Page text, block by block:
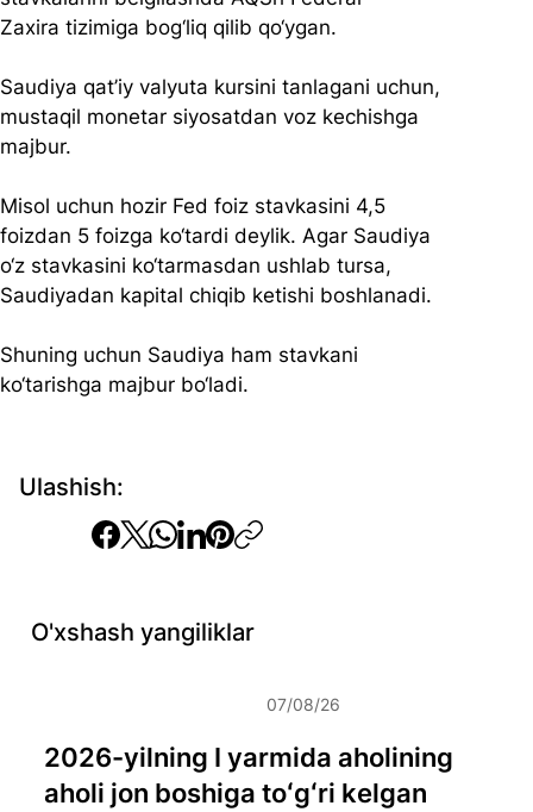
Ulashish:
Zaxira tizimiga bog‘liq qilib qo‘ygan.
Saudiya qat’iy valyuta kursini tanlagani uchun,
mustaqil monetar siyosatdan voz kechishga
majbur.
Misol uchun hozir Fed foiz stavkasini 4,5
foizdan 5 foizga ko‘tardi deylik. Agar Saudiya
o‘z stavkasini ko‘tarmasdan ushlab tursa,
Saudiyadan kapital chiqib ketishi boshlanadi.
Shuning uchun Saudiya ham stavkani
ko‘tarishga majbur bo‘ladi.
O'xshash yangiliklar
2026-yilning I yarmida aholining
aholi jon boshiga toʻgʻri kelgan
07/08/26